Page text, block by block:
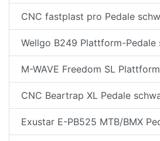
CNC fastplast pro Pedale
Wellgo B249 Plattform-Pedale
M-WAVE Freedom SL
CNC Beartrap XL Pedale
Exustar E-PB525 MTB/BMX